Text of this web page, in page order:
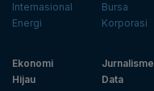
Internasional
Energi
Bursa
Korporasi
Ekonomi
Hijau
Jurnalisme
Data